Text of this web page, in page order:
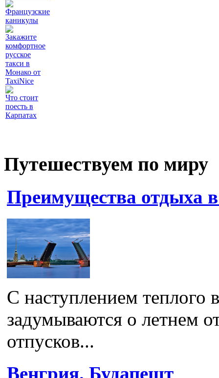
Французские
каникулы
Закажите
комфортное
русское
такси в
Монако от
TaxiNice
Что стоит
поесть в
Карпатах
Путешествуем по миру
Преимущества отдыха
С наступлением теплого
задумываются о летнем
отпусков...
Венгрия. Будапешт